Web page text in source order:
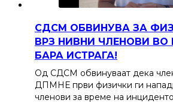
СДСМ ОБВИНУВА ЗА
ВРЗ НИВНИ ЧЛЕНОВИ ВО
БАРА ИСТРАГА!
Од СДСМ обвинуваат дека
ДПМНЕ први физички ги
членови за време на